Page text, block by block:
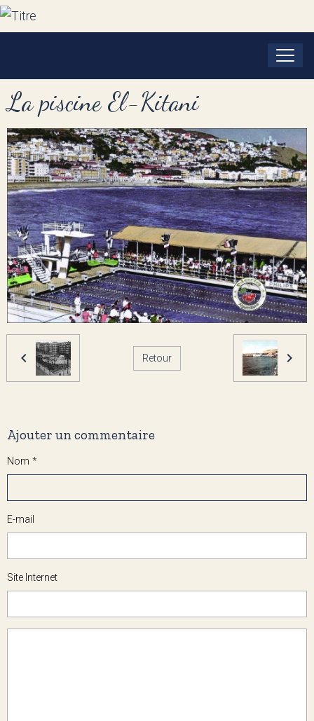
La piscine El-Kitani
Retour
Ajouter un commentaire
Nom
E-mail
Site Internet